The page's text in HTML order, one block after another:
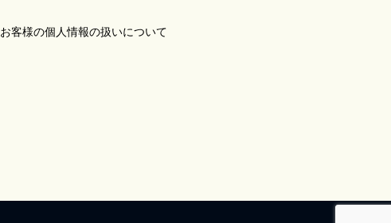
お客様の個人情報の扱いについて